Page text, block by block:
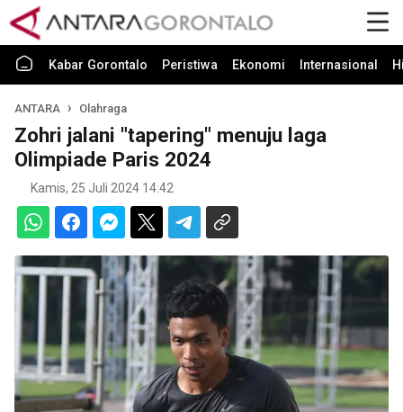
Kabar Gorontalo Peristiwa Ekonomi Internasional
ANTARA Olahraga
Zohri jalani "tapering" menuju laga
Olimpiade Paris 2024
Kamis, 25 Juli 2024 14:42